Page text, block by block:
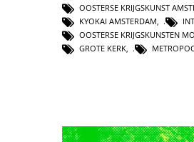
OOSTERSE KRIJGSKUNST
KYOKAI AMSTERDAM,
OOSTERSE KRIJGSKUNSTEN
GROTE KERK,